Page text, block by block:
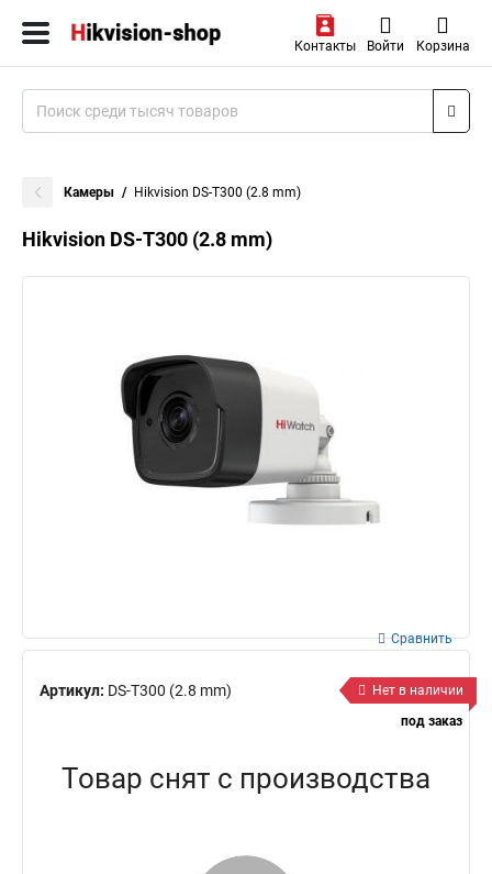
Контакты Войти Корзина
Камеры Hikvision DS-T300 (2.8 mm)
Hikvision DS-T300 (2.8 mm)
Артикул: DS-T300 (2.8 mm)
Сравнить
Нет в наличии
под заказ
Товар снят с производства